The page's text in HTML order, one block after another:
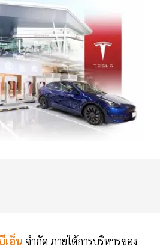
เอ็น จำกัด ภายใต้การบริหารของ